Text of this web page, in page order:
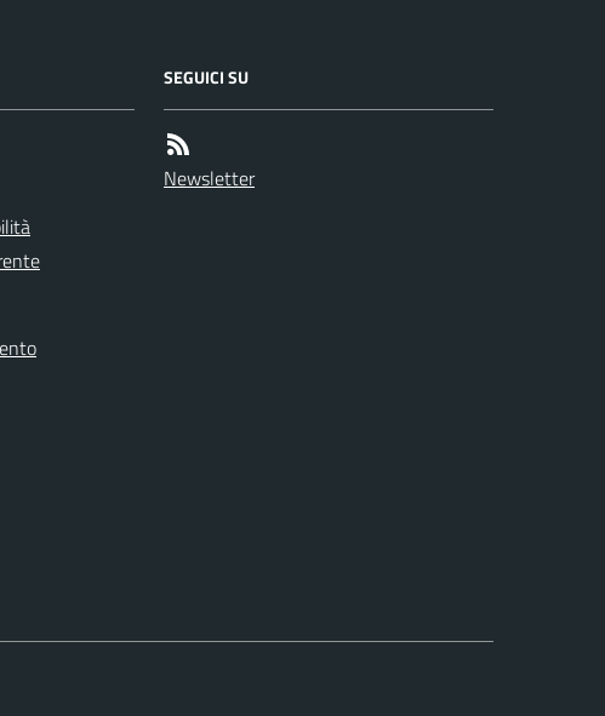
SEGUICI SU
Newsletter